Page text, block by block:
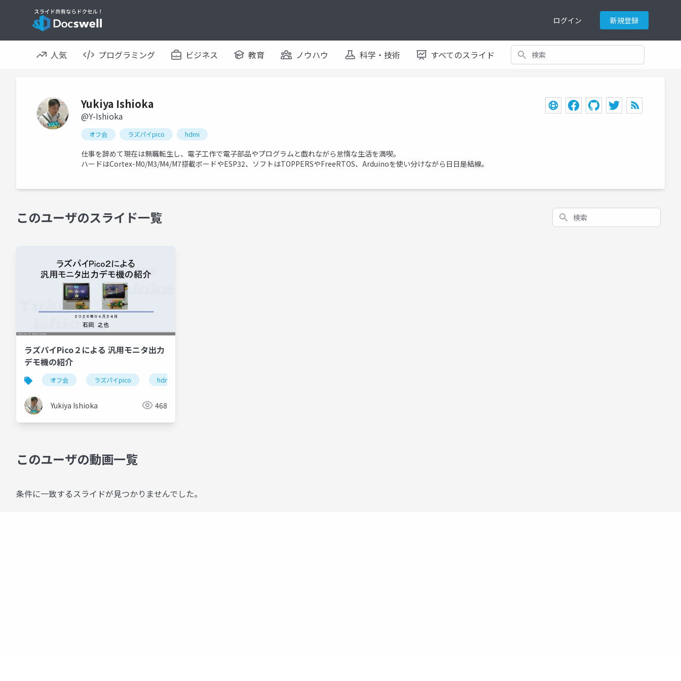
ログイン 新規登録
人気 プログラミング ビジネス 教育 ノウハウ 科学・技術 すべてのスライド 検索
Yukiya Ishioka
@Y-Ishioka
オフ会 ラズパイpico hdmi
仕事を辞めて現在は無職転生し、電子工作で電子部品やプログラムと戯れながら怠惰な生活を満喫。
ハードはCortex-M0/M3/M4/M7搭載ボードやESP32、ソフトはTOPPERSやFreeRTOS、Arduinoを使い分けながら日日是結線。
このユーザのスライド一覧 検索
ラズパイPico２による 汎用モニタ出力
デモ機の紹介
オフ会 ラズパイpico hdmi
Yukiya Ishioka 468
このユーザの動画一覧
条件に一致するスライドが見つかりませんでした。